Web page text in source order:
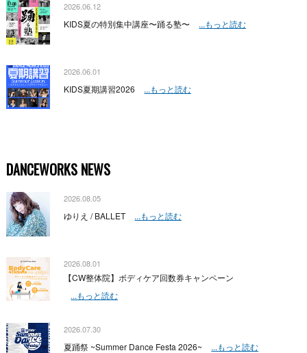
2026.06.12
KIDS夏の特別集中講座〜踊る塾〜 ...もっと読む
2026.06.01
KIDS夏期講習2026 ...もっと読む
DANCEWORKS NEWS
2026.08.05
ゆりえ / BALLET ...もっと読む
2026.08.01
【CW整体院】ボディケア回数券キャンペーン
...もっと読む
2026.07.30
夏踊祭 ~Summer Dance Festa 2026~ ...もっと読む